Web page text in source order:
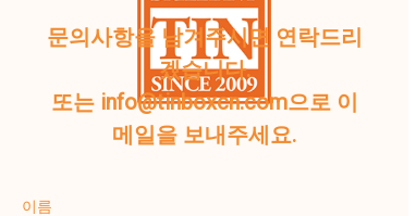
문의사항을 남겨주시면 연락드리
겠습니다.
또는 info@tinboxcn.com으로 이
메일을 보내주세요.
이름